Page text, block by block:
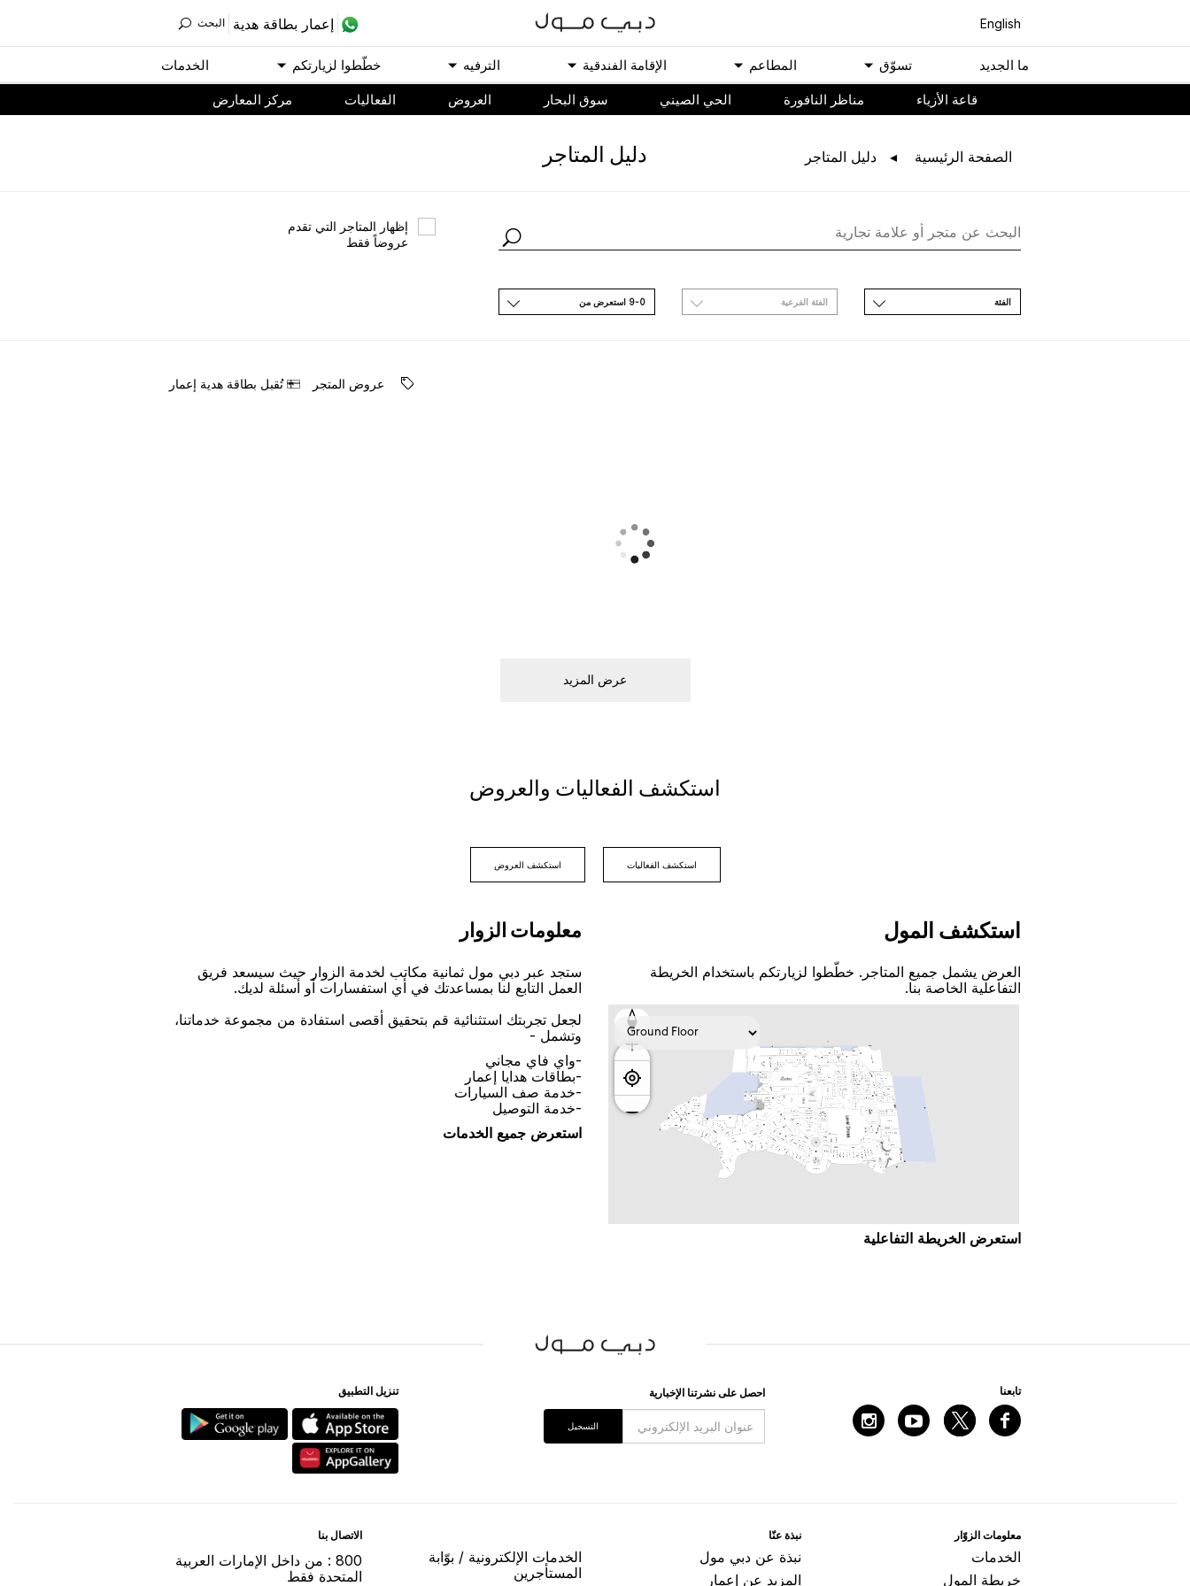
English ﺇﻋﻤﺎﺭ ﺑﻄﺎﻗﺔ ﻫﺪﻳﺔ اﻟﺒﺤﺚ
ﻣﺎ اﻟﺠﺪﻳﺪ ﺗﺴﻮّﻕ اﻟﻤﻄﺎﻋﻢ اﻹﻗﺎﻣﺔ اﻟﻔﻨﺪﻗﻴﺔ اﻟﺘﺮﻓﻴﻪ ﺧﻄّﻄﻮا ﻟﺰﻳﺎﺭﺗﻜﻢ اﻟﺨﺪﻣﺎﺕ
ﻗﺎﻋﺔ اﻷﺯﻳﺎء مناظر النافورة الحي الصيني سوق البحار اﻟﻌﺮﻭﺽ اﻟﻔﻌﺎﻟﻴﺎﺕ مركز المعارض
اﻟﺼﻔﺤﺔ اﻟﺮﺋﻴﺴﻴﺔ ﺩﻟﻴﻞ اﻟﻤﺘﺎﺟﺮ ﺩﻟﻴﻞ اﻟﻤﺘﺎﺟﺮ
ﺇﻇﻬﺎﺭ اﻟﻤﺘﺎﺟﺮ اﻟﺘﻲ ﺗﻘﺪﻡ
ﻋﺮﻭﺿﺎً ﻓﻘﻂ
اﻟﻔﺌﺔ اﻟﻔﺌﺔ اﻟﻔﺮﻋﻴﺔ 9-0 اﺳﺘﻌﺮﺽ ﻣﻦ
ﻋﺮﻭﺽ اﻟﻤﺘﺠﺮ ﺗُﻘﺒﻞ ﺑﻄﺎﻗﺔ ﻫﺪﻳﺔ ﺇﻋﻤﺎﺭ
ﻋﺮﺽ اﻟﻤﺰﻳﺪ
اﺳﺘﻜﺸﻒ اﻟﻔﻌﺎﻟﻴﺎﺕ ﻭاﻟﻌﺮﻭﺽ
اﺳﺘﻜﺸﻒ اﻟﻔﻌﺎﻟﻴﺎﺕ اﺳﺘﻜﺸﻒ اﻟﻌﺮﻭﺽ
اﺳﺘﻜﺸﻒ اﻟﻤﻮﻝ
اﻟﻌﺮﺽ ﻳﺸﻤﻞ ﺟﻤﻴﻊ اﻟﻤﺘﺎﺟﺮ. ﺧﻄّﻄﻮا ﻟﺰﻳﺎﺭﺗﻜﻢ ﺑﺎﺳﺘﺨﺪاﻡ اﻟﺨﺮﻳﻄﺔ
اﻟﺘﻔﺎﻋﻠﻴﺔ اﻟﺨﺎﺻﺔ ﺑﻨﺎ.
اﺳﺘﻌﺮﺽ اﻟﺨﺮﻳﻄﺔ اﻟﺘﻔﺎﻋﻠﻴﺔ
ﻣﻌﻠﻮﻣﺎﺕ اﻟﺰﻭاﺭ
ﺳﺘﺠﺪ ﻋﺒﺮ ﺩﺑﻲ ﻣﻮﻝ ﺛﻤﺎﻧﻴﺔ ﻣﻜﺎﺗﺐ ﻟﺨﺪﻣﺔ اﻟﺰﻭاﺭ ﺣﻴﺚ ﺳﻴﺴﻌﺪ ﻓﺮﻳﻖ
اﻟﻌﻤﻞ اﻟﺘﺎﺑﻊ ﻟﻨﺎ ﺑﻤﺴﺎﻋﺪﺗﻚ ﻓﻲ ﺃﻱ اﺳﺘﻔﺴﺎﺭاﺕ ﺃﻭ ﺃﺳﺌﻠﺔ ﻟﺪﻳﻚ.
ﻟﺠﻌﻞ ﺗﺠﺮﺑﺘﻚ اﺳﺘﺜﻨﺎﺋﻴﺔ ﻗﻢ ﺑﺘﺤﻘﻴﻖ ﺃﻗﺼﻰ اﺳﺘﻔﺎﺩﺓ ﻣﻦ ﻣﺠﻤﻮﻋﺔ ﺧﺪﻣﺎﺗﻨﺎ،
ﻭﺗﺸﻤﻞ -
-ﻭاﻱ ﻓﺎﻱ ﻣﺠﺎﻧﻲ
-ﺑﻄﺎﻗﺎﺕ ﻫﺪاﻳﺎ ﺇﻋﻤﺎﺭ
-ﺧﺪﻣﺔ ﺻﻒ اﻟﺴﻴﺎﺭاﺕ
-ﺧﺪﻣﺔ اﻟﺘﻮﺻﻴﻞ
اﺳﺘﻌﺮﺽ ﺟﻤﻴﻊ اﻟﺨﺪﻣﺎﺕ
ﺗﺎﺑﻌﻨﺎ اﺣﺼﻞ ﻋﻠﻰ ﻧﺸﺮﺗﻨﺎ اﻹﺧﺒﺎﺭﻳﺔ
اﻟﺘﺴﺠﻴﻞ
ﺗﻨﺰﻳﻞ اﻟﺘﻄﺒﻴﻖ
ﻣﻌﻠﻮﻣﺎﺕ اﻟﺰﻭّاﺭ
اﻟﺨﺪﻣﺎﺕ
ﺧﺮﻳﻄﺔ اﻟﻤﻮﻝ
ﻧﺒﺬﺓ ﻋﻨّﺎ
ﻧﺒﺬﺓ ﻋﻦ ﺩﺑﻲ ﻣﻮﻝ
المزيد عن إعمار
اﻟﺨﺪﻣﺎﺕ اﻹﻟﻜﺘﺮﻭﻧﻴﺔ / ﺑﻮّاﺑﺔ
اﻟﻤﺴﺘﺄﺟﺮﻳﻦ
اﻻﺗﺼﺎﻝ ﺑﻨﺎ
800 : ﻣﻦ ﺩاﺧﻞ اﻹﻣﺎﺭاﺕ اﻟﻌﺮﺑﻴﺔ
اﻟﻤﺘﺤﺪﺓ ﻓﻘﻂ